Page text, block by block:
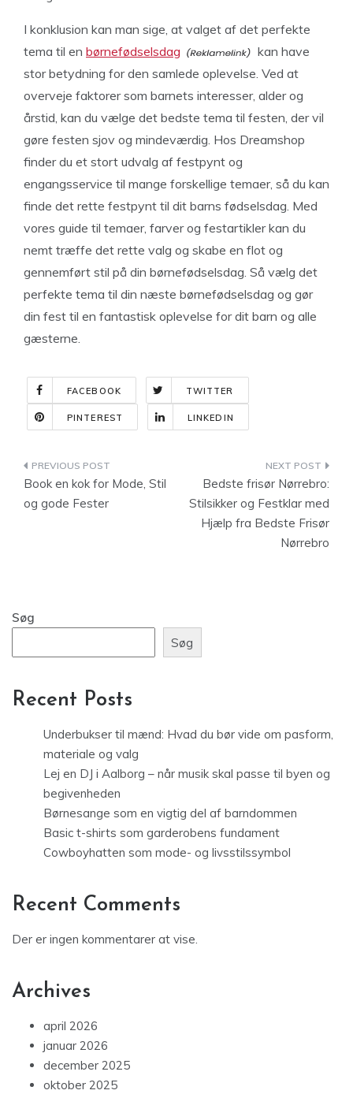
I konklusion kan man sige, at valget af det perfekte
tema til en børnefødselsdag
kan have
stor betydning for den samlede oplevelse. Ved at
overveje faktorer som barnets interesser, alder og
årstid, kan du vælge det bedste tema til festen, der vil
gøre festen sjov og mindeværdig. Hos Dreamshop
finder du et stort udvalg af festpynt og
engangsservice til mange forskellige temaer, så du kan
finde det rette festpynt til dit barns fødselsdag. Med
vores guide til temaer, farver og festartikler kan du
nemt træffe det rette valg og skabe en flot og
gennemført stil på din børnefødselsdag. Så vælg det
perfekte tema til din næste børnefødselsdag og gør
din fest til en fantastisk oplevelse for dit barn og alle
gæsterne.
FACEBOOK TWITTER
PINTEREST LINKEDIN
Indlægsnavigation
Book en kok for Mode, Stil
og gode Fester
Bedste frisør Nørrebro:
Stilsikker og Festklar med
Hjælp fra Bedste Frisør
Nørrebro
Søg
Søg
Recent Posts
Underbukser til mænd: Hvad du bør vide om pasform,
materiale og valg
Lej en DJ i Aalborg – når musik skal passe til byen og
begivenheden
Børnesange som en vigtig del af barndommen
Basic t-shirts som garderobens fundament
Cowboyhatten som mode- og livsstilssymbol
Recent Comments
Der er ingen kommentarer at vise.
Archives
april 2026
januar 2026
december 2025
oktober 2025